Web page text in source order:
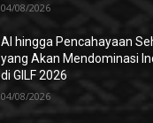
04/08/2026
AI hingga Pencahayaan
yang Akan Mendominasi
di GILF 2026
04/08/2026